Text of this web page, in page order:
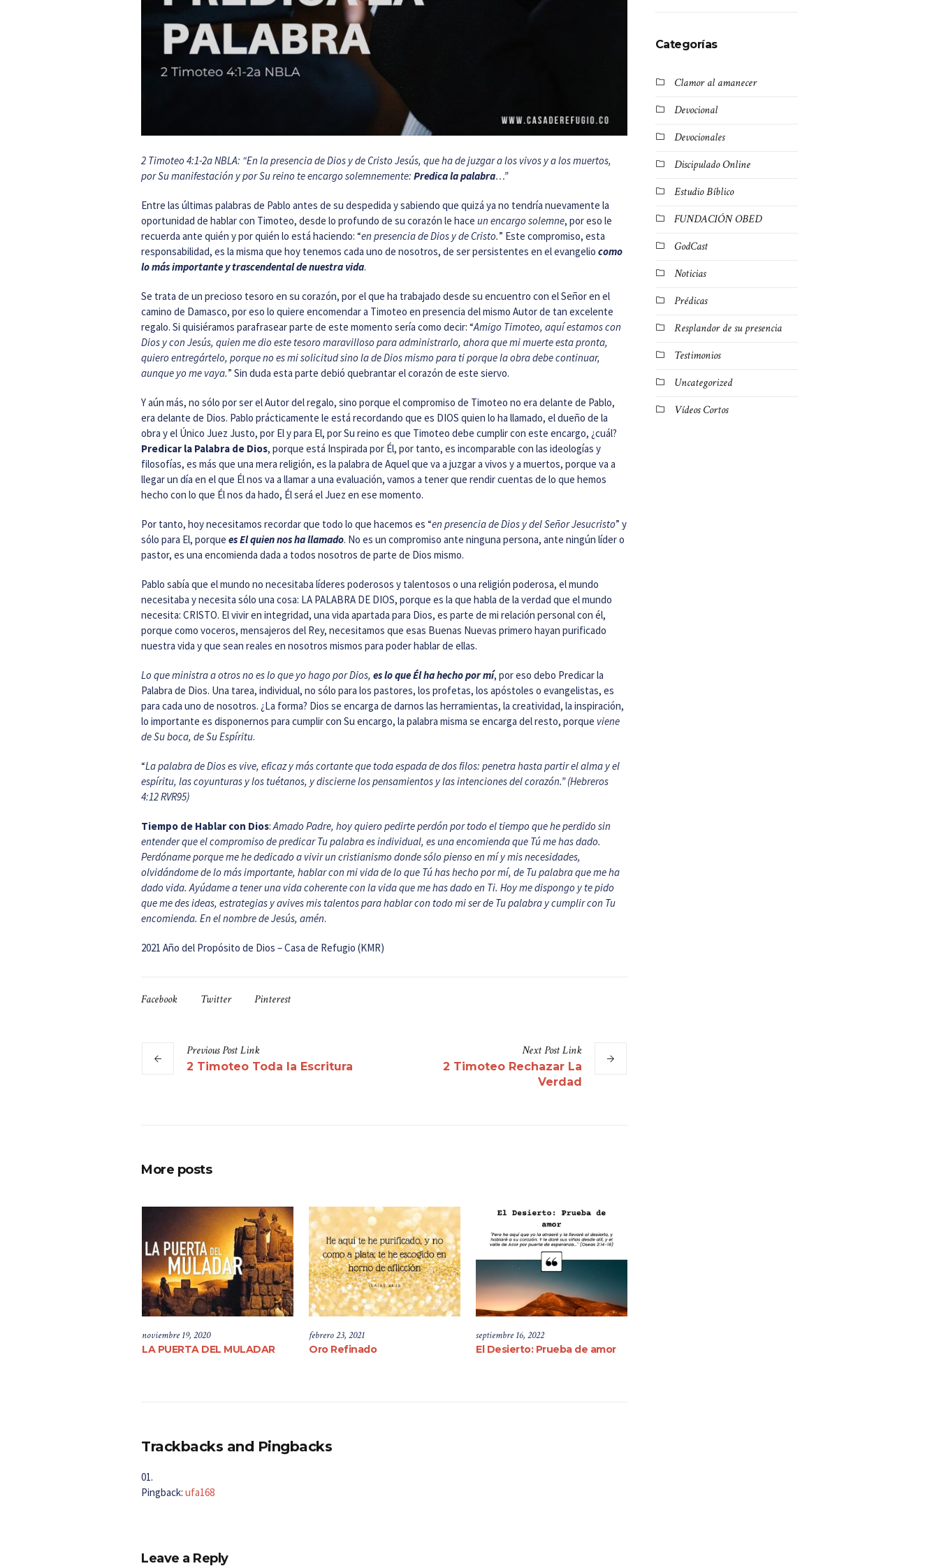
2 Timoteo 4:1-2aNBLA: “En la presencia de Dios y de Cristo Jesús, que ha de juzgar a los vivos y a los muertos,
por Su manifestación y por Su reino te encargo solemnemente: Predica la palabra…”
Entre las últimas palabras de Pablo antes de su despedida y sabiendo que quizá ya no tendría nuevamente la
oportunidad de hablar con Timoteo, desde lo profundo de su corazón le hace un encargo solemne, por eso le
recuerda ante quién y por quién lo está haciendo: “en presencia de Dios y de Cristo.” Este compromiso, esta
responsabilidad, es la misma que hoy tenemos cada uno de nosotros, de ser persistentes en el evangelio como
lo más importante y trascendental de nuestra vida.
Se trata de un precioso tesoro en su corazón, por el que ha trabajado desde su encuentro con el Señor en el
camino de Damasco, por eso lo quiere encomendar a Timoteo en presencia del mismo Autor de tan excelente
regalo. Si quisiéramos parafrasear parte de este momento sería como decir: “Amigo Timoteo, aquí estamos con
Dios y con Jesús, quien me dio este tesoro maravilloso para administrarlo, ahora que mi muerte esta pronta,
quiero entregártelo, porque no es mi solicitud sino la de Dios mismo para ti porque la obra debe continuar,
aunque yo me vaya.” Sin duda esta parte debió quebrantar el corazón de este siervo.
Y aún más, no sólo por ser el Autor del regalo, sino porque el compromiso de Timoteo no era delante de Pablo,
era delante de Dios. Pablo prácticamente le está recordando que es DIOS quien lo ha llamado, el dueño de la
obra y el Único Juez Justo, por El y para El, por Su reino es que Timoteo debe cumplir con este encargo, ¿cuál?
Predicar la Palabra de Dios, porque está Inspirada por Él, por tanto, es incomparable con las ideologías y
filosofías, es más que una mera religión, es la palabra de Aquel que va a juzgar a vivos y a muertos, porque va a
llegar un día en el que Él nos va a llamar a una evaluación, vamos a tener que rendir cuentas de lo que hemos
hecho con lo que Él nos da hado, Él será el Juez en ese momento.
Por tanto, hoy necesitamos recordar que todo lo que hacemos es “en presencia de Dios y del Señor Jesucristo” y
sólo para El, porque es El quien nos ha llamado. No es un compromiso ante ninguna persona, ante ningún líder o
pastor, es una encomienda dada a todos nosotros de parte de Dios mismo.
Pablo sabía que el mundo no necesitaba líderes poderosos y talentosos o una religión poderosa, el mundo
necesitaba y necesita sólo una cosa: LA PALABRA DE DIOS, porque es la que habla de la verdad que el mundo
necesita: CRISTO. El vivir en integridad, una vida apartada para Dios, es parte de mi relación personal con él,
porque como voceros, mensajeros del Rey, necesitamos que esas Buenas Nuevas primero hayan purificado
nuestra vida y que sean reales en nosotros mismos para poder hablar de ellas.
Lo que ministra a otros no es lo que yo hago por Dios, es lo que Él ha hecho por mí, por eso debo Predicar la
Palabra de Dios. Una tarea, individual, no sólo para los pastores, los profetas, los apóstoles o evangelistas, es
para cada uno de nosotros. ¿La forma? Dios se encarga de darnos las herramientas, la creatividad, la inspiración,
lo importante es disponernos para cumplir con Su encargo, la palabra misma se encarga del resto, porque viene
de Su boca, de Su Espíritu.
“La palabra de Dios es vive, eficaz y más cortante que toda espada de dos filos: penetra hasta partir el alma y el
espíritu, las coyunturas y los tuétanos, y discierne los pensamientos y las intenciones del corazón.” (Hebreros
4:12 RVR95)
Tiempo de Hablar con Dios:Amado Padre, hoy quiero pedirte perdón por todo el tiempo que he perdido sin
entender que el compromiso de predicar Tu palabra es individual, es una encomienda que Tú me has dado.
Perdóname porque me he dedicado a vivir un cristianismo donde sólo pienso en mí y mis necesidades,
olvidándome de lo más importante, hablar con mi vida de lo que Tú has hecho por mí, de Tu palabra que me ha
dado vida. Ayúdame a tener una vida coherente con la vida que me has dado en Ti. Hoy me dispongo y te pido
que me des ideas, estrategias y avives mis talentos para hablar con todo mi ser de Tu palabra y cumplir con Tu
encomienda. En el nombre de Jesús, amén.
2021 Año del Propósito de Dios – Casa de Refugio (KMR)
Facebook Twitter Pinterest
PreviousPostLink
2 Timoteo Toda la Escritura
NextPostLink
2 Timoteo Rechazar La
Verdad
More posts
noviembre 19, 2020
LA PUERTA DEL MULADAR
febrero 23, 2021
Oro Refinado
septiembre 16, 2022
El Desierto: Prueba de amor
Trackbacks and Pingbacks
Pingback: ufa168
Leave a Reply
Categorías
Clamor al amanecer
Devocional
Devocionales
Discipulado Online
Estudio Bíblico
FUNDACIÓN OBED
GodCast
Noticias
Prédicas
Resplandor de su presencia
Testimonios
Uncategorized
Vídeos Cortos